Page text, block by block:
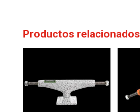
Productos relacionados